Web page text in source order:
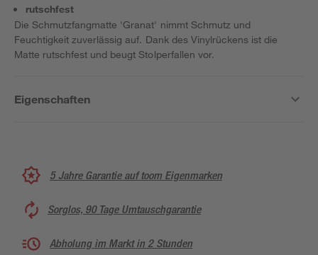
rutschfest
Die Schmutzfangmatte 'Granat' nimmt Schmutz und
Feuchtigkeit zuverlässig auf. Dank des Vinylrückens ist die
Matte rutschfest und beugt Stolperfallen vor.
Eigenschaften
5 Jahre Garantie auf toom Eigenmarken
Sorglos, 90 Tage Umtauschgarantie
Abholung im Markt in 2 Stunden